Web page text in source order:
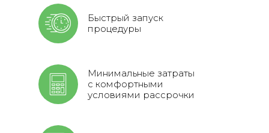
Быстрый запуск
процедуры
Минимальные затраты
с комфортными
условиями рассрочки